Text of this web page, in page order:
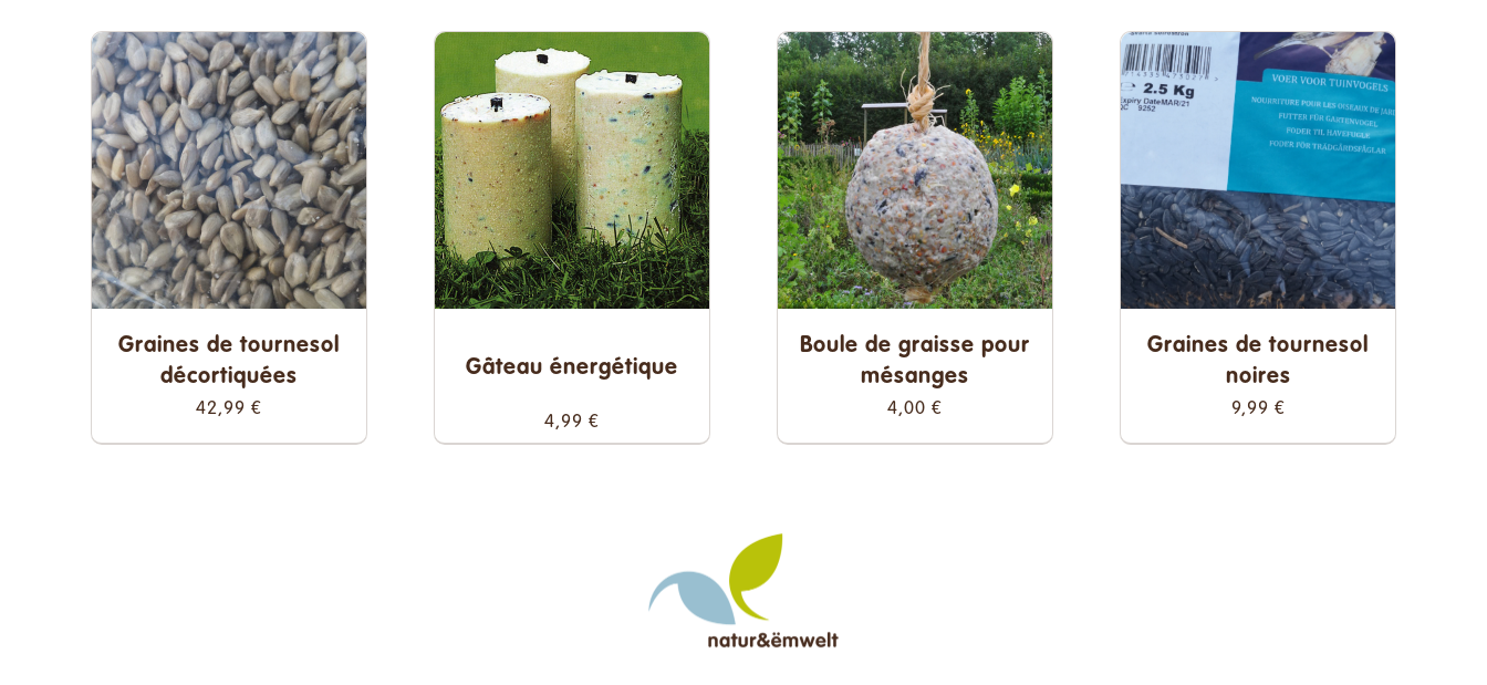
Graines de tournesol
décortiquées
42,99 €
Gâteau énergétique
4,99 €
Boule de graisse pour
mésanges
4,00 €
Graines de tournesol
noires
9,99 €